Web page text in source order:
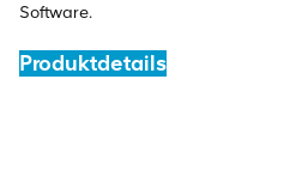
Software.
Produktdetails